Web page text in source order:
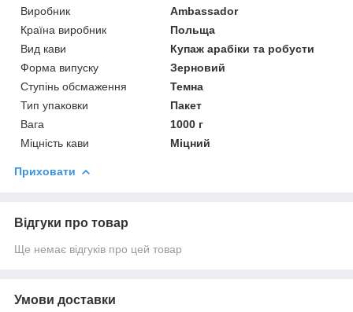
Виробник
Ambassador
Країна виробник
Польща
Вид кави
Купаж арабіки та робусти
Форма випуску
Зерновий
Ступінь обсмаження
Темна
Тип упаковки
Пакет
Вага
1000 г
Міцність кави
Міцний
Приховати
Відгуки про товар
Ще немає відгуків про цей товар
Умови доставки